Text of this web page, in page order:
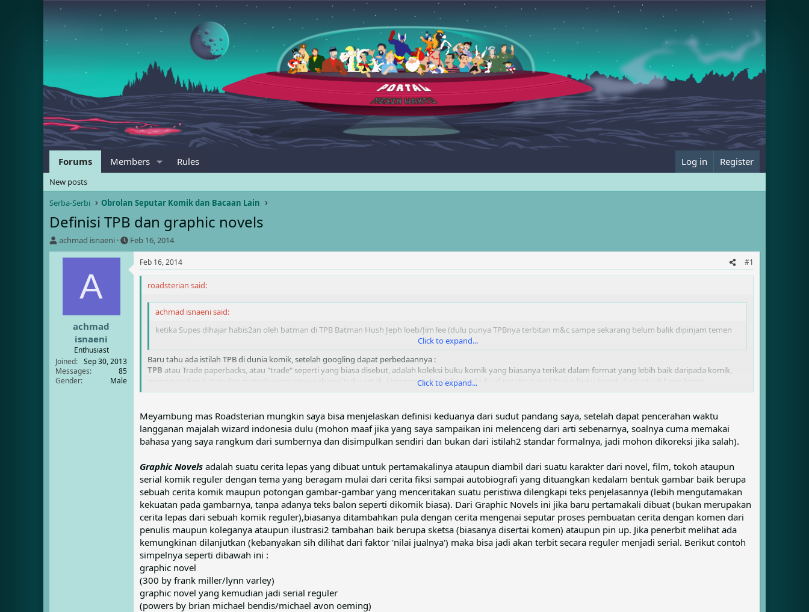
Forums Members Rules Log in Register
New posts
Serba-Serbi
Obrolan Seputar Komik dan Bacaan Lain
Definisi TPB dan graphic novels
T
h
e
r
achmad isnaeni
S
t
r
Feb 16, 2014
A
achmad
isnaeni
Enthusiast
Joined
Sep 30, 2013
Messages
85
Gender
Male
Feb 16, 2014 #1
roadsterian said:
achmad isnaeni said:
ketika Supes dihajar habis2an oleh batman di TPB Batman Hush Jeph loeb/Jim lee (dulu punya TPBnya terbitan m&c sampe sekarang belum balik dipinjam temen
Click to expand...
Baru tahu ada istilah TPB di dunia komik, setelah googling dapat perbedaannya :
TPB atau Trade paperbacks, atau "trade" seperti yang biasa disebut, adalah koleksi buku komik yang biasanya terikat dalam format yang lebih baik daripada komik,
menggunakan bahan dan metode yang sama sebagai buku cetak. Umumnya dijual di toko buku dan toko-toko khusus buku komik daripada di loper koran.
Tidak sepertigraphic novels, materi dalam TPB dicetak ulang dari majalah komik yang dirilis dalam format standar 32-halaman.
cerita. Biasanya merupakan cetak ulang materi komik dari 4 sampai 12 buku komik, tergantung pada ukuran TPB dan cerita yang dikumpulkan. Nah, loh bingung khan
:scratch:
Contoh TPB yang paling dikenal :
V for Vendetta
Batman: Year One
Click to expand...
Meyambung mas Roadsterian mungkin saya bisa menjelaskan definisi keduanya dari sudut pandang saya, setelah dapat pencerahan waktu
langganan majalah wizard indonesia dulu (mohon maaf jika yang saya sampaikan ini melenceng dari arti sebenarnya, soalnya cuma memakai
bahasa yang saya rangkum dari sumbernya dan disimpulkan sendiri dan bukan dari istilah2 standar formalnya, jadi mohon dikoreksi jika salah).
Graphic Novels adalah suatu cerita lepas yang dibuat untuk pertamakalinya ataupun diambil dari suatu karakter dari novel, film, tokoh ataupun
serial komik reguler dengan tema yang beragam mulai dari cerita fiksi sampai autobiografi yang dituangkan kedalam bentuk gambar baik berupa
sebuah cerita komik maupun potongan gambar-gambar yang menceritakan suatu peristiwa dilengkapi teks penjelasannya (lebih mengutamakan
kekuatan pada gambarnya, tanpa adanya teks balon seperti dikomik biasa). Dari Graphic Novels ini jika baru pertamakali dibuat (bukan merupakan
cerita lepas dari sebuah komik reguler),biasanya ditambahkan pula dengan cerita mengenai seputar proses pembuatan cerita dengan komen dari
penulis maupun koleganya ataupun ilustrasi2 tambahan baik berupa sketsa (biasanya disertai komen) ataupun pin up. Jika penerbit melihat ada
kemungkinan dilanjutkan (kebanyakan sih dilihat dari faktor 'nilai jualnya') maka bisa jadi akan terbit secara reguler menjadi serial. Berikut contoh
simpelnya seperti dibawah ini :
graphic novel
(300 by frank miller/lynn varley)
graphic novel yang kemudian jadi serial reguler
(powers by brian michael bendis/michael avon oeming)